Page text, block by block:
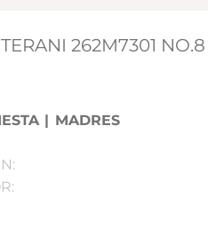
262M7301 NO.8
MADRES